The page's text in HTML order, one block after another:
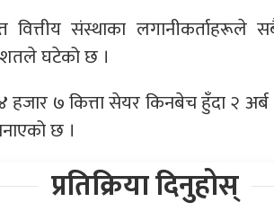
वित्तीय संस्थाका
घटेको छ ।
७ कित्ता सेयर किनबेच हुँदा २
छ ।
प्रतिक्रिया दिनुहोस्